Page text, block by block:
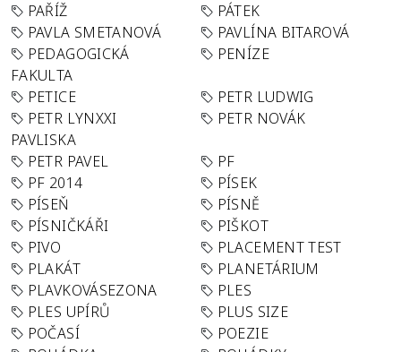
PAŘÍŽ
PÁTEK
PAVLA SMETANOVÁ
PAVLÍNA BITAROVÁ
PEDAGOGICKÁ
FAKULTA
PENÍZE
PETICE
PETR LUDWIG
PETR LYNXXI
PAVLISKA
PETR NOVÁK
PETR PAVEL
PF
PF 2014
PÍSEK
PÍSEŇ
PÍSNĚ
PÍSNIČKÁŘI
PIŠKOT
PIVO
PLACEMENT TEST
PLAKÁT
PLANETÁRIUM
PLAVKOVÁSEZONA
PLES
PLES UPÍRŮ
PLUS SIZE
POČASÍ
POEZIE